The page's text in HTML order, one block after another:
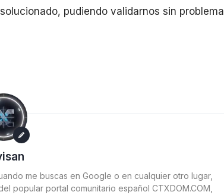
pudiendo validarnos sin problema
me buscas en Google o en cualquier otro lugar,
popular portal comunitario español CTXDOM.COM,